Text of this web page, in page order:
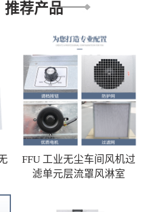
推荐产品
FFU 工业无尘车间风机过
滤单元层流罩风淋室